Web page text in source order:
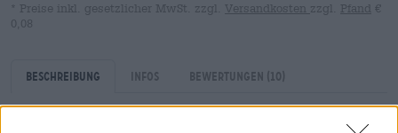
* Preise inkl. gesetzlicher MwSt. zzgl. Versandkosten zzgl. Pfand €
0,08
Beschreibung Infos Bewertungen (10)
Das Pietra Biera Corsa aus dem wunderschönen Korsika